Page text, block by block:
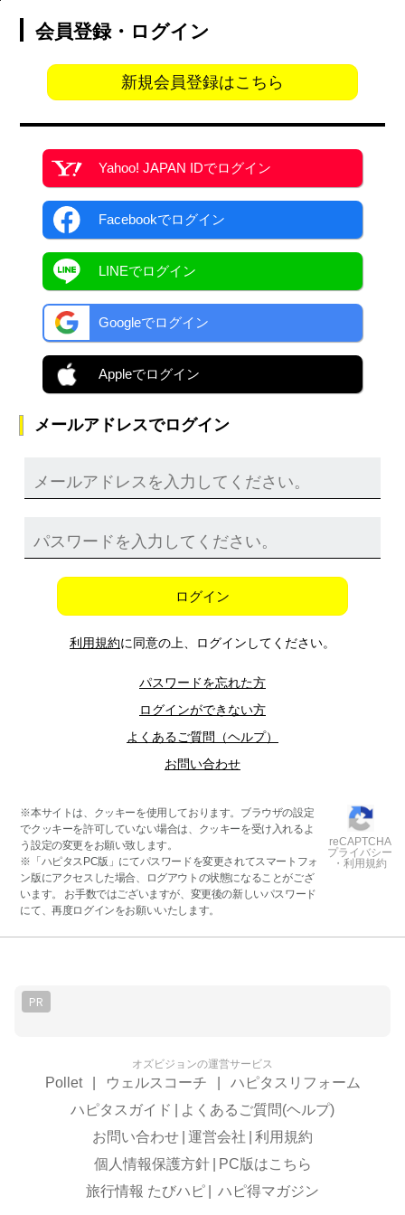
会員登録・ログイン
新規会員登録はこちら
Yahoo! JAPAN IDでログイン
Facebookでログイン
LINEでログイン
Googleでログイン
Appleでログイン
メールアドレスでログイン
ログイン
利用規約に同意の上、ログインしてください。
パスワードを忘れた方
ログインができない方
よくあるご質問（ヘルプ）
お問い合わせ
※本サイトは、クッキーを使用しております。ブラウザの設定
でクッキーを許可していない場合は、クッキーを受け入れるよ
う設定の変更をお願い致します。
※「ハピタスPC版」にてパスワードを変更されてスマートフォ
ン版にアクセスした場合、ログアウトの状態になることがござ
います。 お手数ではございますが、変更後の新しいパスワード
にて、再度ログインをお願いいたします。
reCAPTCHA
プライバシー
・利用規約
PR
オズビジョンの運営サービス
Pollet ウェルスコーチ
ハピタスリフォーム
ハピタスガイド
よくあるご質問(ヘルプ)
お問い合わせ 運営会社
利用規約
個人情報保護方針
PC版はこちら
旅行情報 たびハピ
ハピ得マガジン